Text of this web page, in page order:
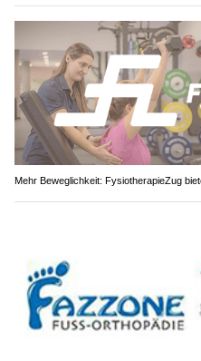
Mehr Beweglichkeit: FysiotherapieZug